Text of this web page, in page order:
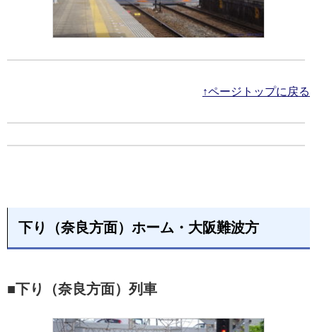
↑ページトップに戻る
下り（奈良方面）ホーム・大阪難波方
■下り（奈良方面）列車